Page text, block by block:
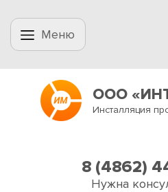
Меню
ООО
Инсталляция
8 (4862)
Нужна